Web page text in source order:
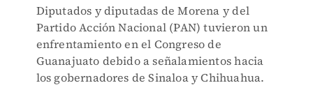
Diputados y diputadas de Morena y del
Partido Acción Nacional (PAN) tuvieron un
enfrentamiento en el Congreso de
Guanajuato debido a señalamientos hacia
los gobernadores de Sinaloa y Chihuahua.